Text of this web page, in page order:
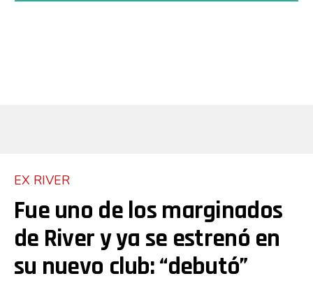
EX RIVER
Fue uno de los marginados
de River y ya se estrenó en
su nuevo club: “debutó”